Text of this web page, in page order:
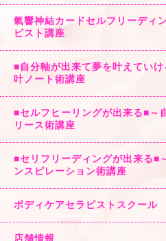
氣響神結カードセルフリーディ
ピスト講座
■自分軸が出来て夢を叶えてい
叶ノート術講座
■セルフヒーリングが出来る■～
リース術講座
■セリフリーディングが出来る■
ンスピレーション術講座
ボディケアセラピストスクール
店舗情報